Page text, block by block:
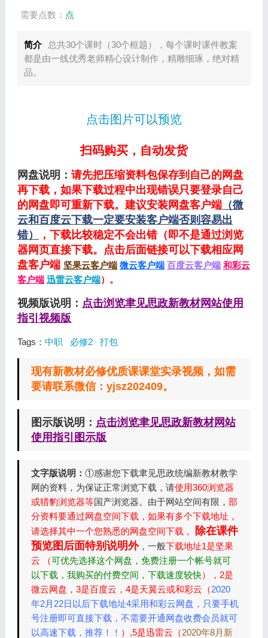
需要点数： 点
简介
总共30个课时（30个框题），每个课时课件教案
都是由一线优秀老师精心设计制作，精雕细琢，绝对精
品。
点击图片可以预览
扫码购买，自动发货
网盘说明： 请先把压缩资料包保存到自己的网盘
再下载，如果下载过程中出现错误只要登录自己
的网盘即可重新下载。建议安装网盘客户端（微
云和百度云下载一定要安装客户端否则容易出
错）
，下载比较稳定不会出错（即不是通过浏览
器网页直接下载。点击后面链接可以下载相应网
盘客户端 坚果云客户端 微云客户端 百度云客户端 和彩云
客户端 迅雷云客户端）。
视频版说明： 点击浏览聿见思政新教材网站使用
指引视频版
Tags： 中职 必修2 打包
现有新教材必修优质课课堂实录视频，如需
要请联系微信：yjsz202409。
图示版说明： 点击浏览聿见思政新教材网站
使用指引图示版
文字版说明： ①感谢您下载聿见思政统编新教材教学
网的资料，为保证正常浏览下载，请使用360浏览器
或猎豹浏览器等国产浏览器。由于网站空间有限， 部
分资料要通过网盘空间下载，如果有多个下载地址，
请选择其中一个您熟悉的网盘空间下载 。
除在课件
预览图后面特别说明外，一般下载地址1是坚果
云 （可优先选择这个网盘，免费注册一个帐号就可
以下载，我购买的付费空间，下载速度较快），2是
微云网盘，3是百度云，4是天翼云或和彩云（2020
年2月22日以后下载地址4采用和彩云网盘，只要手机
号注册即可直接下载，不需要开通网盘收费会员就可
以高速下载，推荐！！ ）,5是迅雷云（2020年8月新